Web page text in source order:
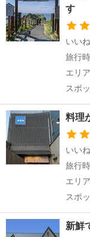
す
いい
旅行
エリ
スポ
料理
いい
旅行
エリ
スポ
新鮮